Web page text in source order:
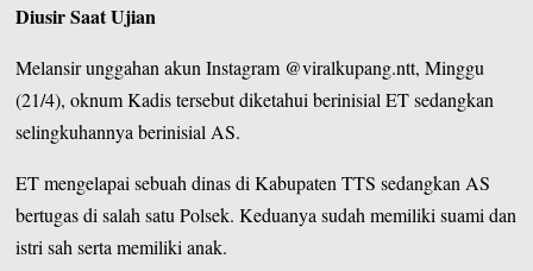
Diusir Saat Ujian
Melansir unggahan akun Instagram @viralkupang.ntt, Minggu
(21/4), oknum Kadis tersebut diketahui berinisial ET sedangkan
selingkuhannya berinisial AS.
ET mengelapai sebuah dinas diKabupaten TTS sedangkan AS
bertugas di salah satu Polsek. Keduanya sudah memiliki suami dan
istri sah serta memiliki anak.